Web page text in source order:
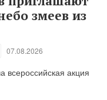
змеев из
07.08.2026
всероссийская акция